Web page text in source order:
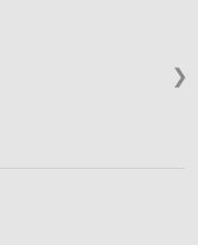
❯